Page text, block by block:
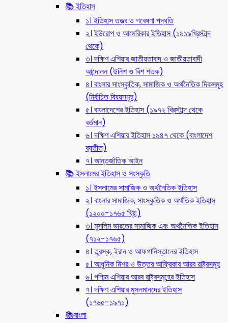
📚 ইতিহাস
১। ইতিহাস তত্ত্ব ও গবেষণা পদ্ধতি
২। ইউরোপ ও আমেরিকার ইতিহাস (১৯১৯খ্রিস্টাব্দ
থেকে)
৩। দক্ষিণ এশিয়ার জাতীয়তাবাদ ও জাতীয়তাবাদী
আন্দোলন (উনিশ ও বিশ শতক)
৪। বাংলার সাংস্কৃতিক, সামাজিক ও অর্থনৈতিক দিকসমূহ
(নির্বাচিত বিষয়সমূহ)
৫। বাংলাদেশের ইতিহাস (১৯৭২ খ্রিস্টাব্দ থেকে
বর্তমান)
৬। দক্ষিণ এশিয়ার ইতিহাস ১৯৪৭ থেকে (বাংলাদেশ
ব্যতীত)
৭। আন্তর্জাতিক আইন
📚 ইসলামের ইতিহাস ও সংস্কৃতি
১। ইসলামের সামাজিক ও অর্থনৈতিক ইতিহাস
২। বাংলার সামাজিক, সাংস্কৃতিক ও অর্থতিক ইতিহাস
(১২০০-১৭৬৫ খ্রি:)
৩। মুসলিম ভারতের সামাজিক এবং অর্থনৈতিক ইতিহাস
(৭১২-১৭৬৫)
৪। তুরস্ক, ইরান ও আফগানিস্তানের ইতিহাস
৫। আধুনিক মিশর ও উত্তর আফ্রিকার আরব রাষ্ট্রসমূহ
৬। পশ্চিম এশিয়ার আরব রাষ্ট্রসমূহের ইতিহাস
৭। দক্ষিণ এশিয়ার মুসলমানদের ইতিহাস
(১৭৬৫-১৯৭১)
📚বাংলা